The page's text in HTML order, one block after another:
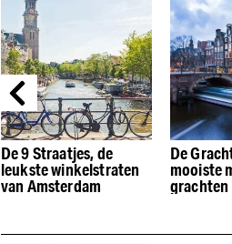
De 9 Straatjes, de
leukste winkelstraten
van Amsterdam
De
mooiste
grachten